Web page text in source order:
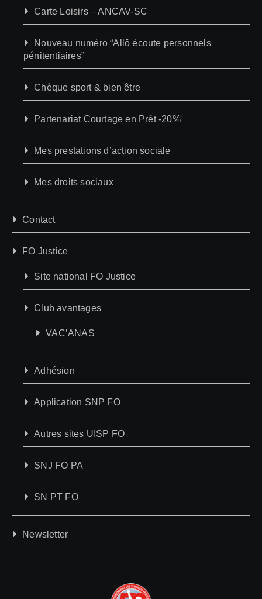
Carte Loisirs – ANCAV-SC
Nouveau numéro “Allô écoute personnels
pénitentiaires”
Chèque sport & bien être
Partenariat Courtage en Prêt -20%
Mes prestations d’action sociale
Mes droits sociaux
Contact
FO Justice
Site national FO Justice
Club avantages
VAC’ANAS
Adhésion
Application SNP FO
Autres sites UISP FO
SNJ FO PA
SN PT FO
Newsletter